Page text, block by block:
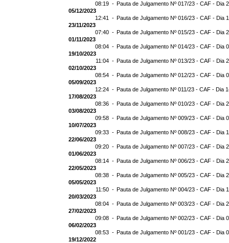
08:19 - Pauta de Julgamento Nº 017/23 - CAF - Dia
05/12/2023
12:41 - Pauta de Julgamento Nº 016/23 - CAF - Dia
23/11/2023
07:40 - Pauta de Julgamento Nº 015/23 - CAF - Dia
01/11/2023
08:04 - Pauta de Julgamento Nº 014/23 - CAF - Dia
19/10/2023
11:04 - Pauta de Julgamento Nº 013/23 - CAF - Dia
02/10/2023
08:54 - Pauta de Julgamento Nº 012/23 - CAF - Dia
05/09/2023
12:24 - Pauta de Julgamento Nº 011/23 - CAF - Dia
17/08/2023
08:36 - Pauta de Julgamento Nº 010/23 - CAF - Dia
03/08/2023
09:58 - Pauta de Julgamento Nº 009/23 - CAF - Dia
10/07/2023
09:33 - Pauta de Julgamento Nº 008/23 - CAF - Dia
22/06/2023
09:20 - Pauta de Julgamento Nº 007/23 - CAF - Dia
01/06/2023
08:14 - Pauta de Julgamento Nº 006/23 - CAF - Dia
22/05/2023
08:38 - Pauta de Julgamento Nº 005/23 - CAF - Dia
05/05/2023
11:50 - Pauta de Julgamento Nº 004/23 - CAF - Dia
20/03/2023
08:04 - Pauta de Julgamento Nº 003/23 - CAF - Dia
27/02/2023
09:08 - Pauta de Julgamento Nº 002/23 - CAF - Dia
06/02/2023
08:53 - Pauta de Julgamento Nº 001/23 - CAF - Dia
19/12/2022